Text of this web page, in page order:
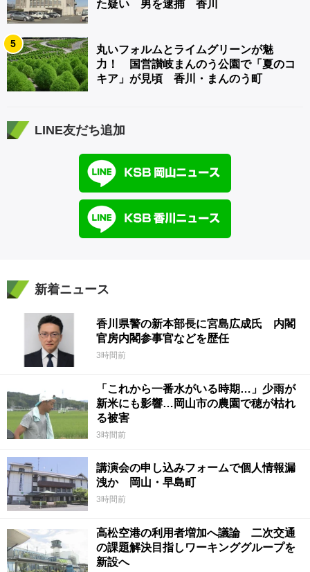
た疑い 男を逮捕 香川
5
丸いフォルムとライムグリーンが魅
力！ 国営讃岐まんのう公園で「夏のコ
キア」が見頃 香川・まんのう町
LINE友だち追加
新着ニュース
香川県警の新本部長に宮島広成氏 内閣
官房内閣参事官などを歴任
3時間前
「これから一番水がいる時期…」少雨が
新米にも影響…岡山市の農園で穂が枯れ
る被害
3時間前
講演会の申し込みフォームで個人情報漏
洩か 岡山・早島町
3時間前
高松空港の利用者増加へ議論 二次交通
の課題解決目指しワーキンググループを
新設へ